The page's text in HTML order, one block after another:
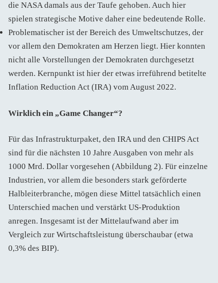
die NASA damals aus der Taufe gehoben. Auch hier
spielen strategische Motive daher eine bedeutende Rolle.
Problematischer ist der Bereich des Umweltschutzes, der
vor allem den Demokraten am Herzen liegt. Hier konnten
nicht alle Vorstellungen der Demokraten durchgesetzt
werden. Kernpunkt ist hier der etwas irreführend betitelte
Inflation Reduction Act (IRA) vom August 2022.
Wirklich ein „Game Changer“?
Für das Infrastrukturpaket, den IRA und den CHIPS Act
sind für die nächsten 10 Jahre Ausgaben von mehr als
1000 Mrd. Dollar vorgesehen (Abbildung 2). Für einzelne
Industrien, vor allem die besonders stark geförderte
Halbleiterbranche, mögen diese Mittel tatsächlich einen
Unterschied machen und verstärkt US-Produktion
anregen. Insgesamt ist der Mittelaufwand aber im
Vergleich zur Wirtschaftsleistung überschaubar (etwa
0,3% des BIP).